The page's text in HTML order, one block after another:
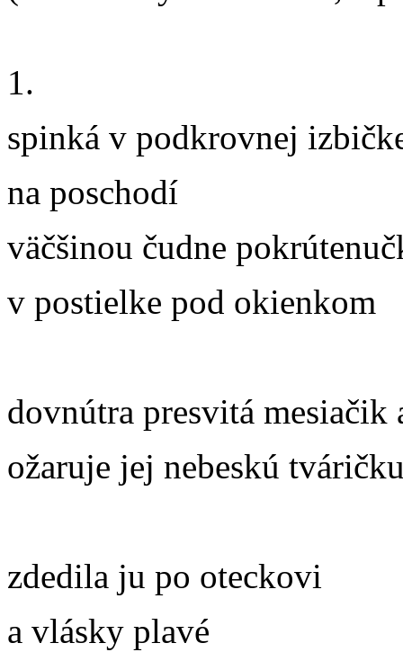
1.
spinká v podkrovnej
na poschodí
väčšinou čudne
v postielke pod okienkom
dovnútra presvitá mesiačik
ožaruje jej nebeskú
zdedila ju po oteckovi
a vlásky plavé